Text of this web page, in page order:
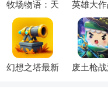
牧场物语：天
空树村2026最
新版本
英雄大
敌神罚版
手机
幻想之塔最新
废土枪